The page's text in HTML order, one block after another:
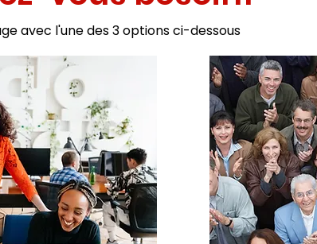
avec l'une des 3 options ci-dessous